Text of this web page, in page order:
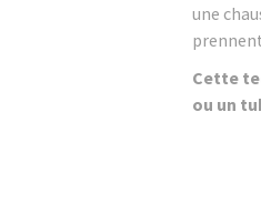
une
Cette
ou un